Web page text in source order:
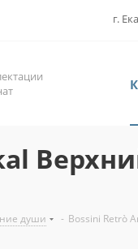
г.
души - Bossini Retrò